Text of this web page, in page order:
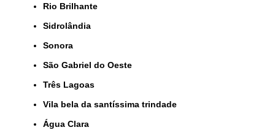
Rio Brilhante
Sidrolândia
Sonora
São Gabriel do Oeste
Três Lagoas
Vila bela da santíssima trindade
Água Clara